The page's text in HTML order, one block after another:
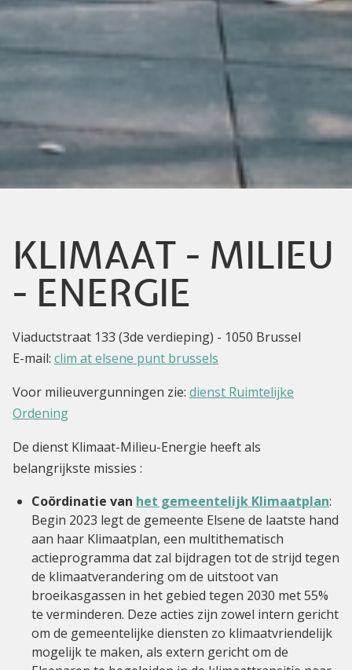
KLIMAAT - MILIEU
- ENERGIE
Viaductstraat 133 (3de verdieping) - 1050 Brussel
E-mail: clim at elsene punt brussels
Voor milieuvergunningen zie: dienst Ruimtelijke
Ordening
De dienst Klimaat-Milieu-Energie heeft als
belangrijkste missies :
Coördinatie van het gemeentelijk Klimaatplan:
Begin 2023 legt de gemeente Elsene de laatste hand
aan haar Klimaatplan, een multithematisch
actieprogramma dat zal bijdragen tot de strijd tegen
de klimaatverandering om de uitstoot van
broeikasgassen in het gebied tegen 2030 met 55%
te verminderen. Deze acties zijn zowel intern gericht
om de gemeentelijke diensten zo klimaatvriendelijk
mogelijk te maken, als extern gericht om de